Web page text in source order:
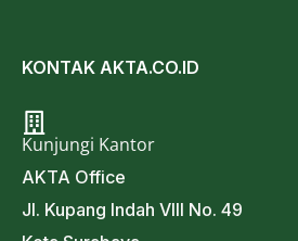
KONTAK AKTA.CO.ID
Kunjungi Kantor
AKTA Office
Jl. Kupang Indah VIII No. 49